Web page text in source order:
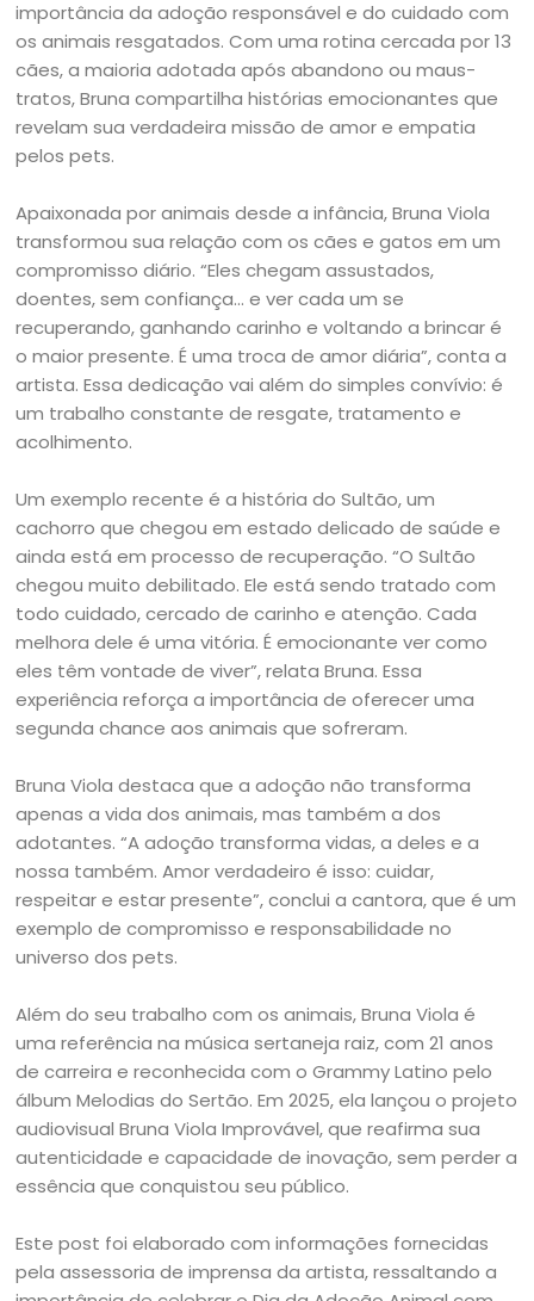
importância da adoção responsável e do cuidado com
os animais resgatados. Com uma rotina cercada por 13
cães, a maioria adotada após abandono ou maus-
tratos, Bruna compartilha histórias emocionantes que
revelam sua verdadeira missão de amor e empatia
pelos pets.
Apaixonada por animais desde a infância, Bruna Viola
transformou sua relação com os cães e gatos em um
compromisso diário. “Eles chegam assustados,
doentes, sem confiança… e ver cada um se
recuperando, ganhando carinho e voltando a brincar é
o maior presente. É uma troca de amor diária”, conta a
artista. Essa dedicação vai além do simples convívio: é
um trabalho constante de resgate, tratamento e
acolhimento.
Um exemplo recente é a história do Sultão, um
cachorro que chegou em estado delicado de saúde e
ainda está em processo de recuperação. “O Sultão
chegou muito debilitado. Ele está sendo tratado com
todo cuidado, cercado de carinho e atenção. Cada
melhora dele é uma vitória. É emocionante ver como
eles têm vontade de viver”, relata Bruna. Essa
experiência reforça a importância de oferecer uma
segunda chance aos animais que sofreram.
Bruna Viola destaca que a adoção não transforma
apenas a vida dos animais, mas também a dos
adotantes. “A adoção transforma vidas, a deles e a
nossa também. Amor verdadeiro é isso: cuidar,
respeitar e estar presente”, conclui a cantora, que é um
exemplo de compromisso e responsabilidade no
universo dos pets.
Além do seu trabalho com os animais, Bruna Viola é
uma referência na música sertaneja raiz, com 21 anos
de carreira e reconhecida com o Grammy Latino pelo
álbum Melodias do Sertão. Em 2025, ela lançou o projeto
audiovisual Bruna Viola Improvável, que reafirma sua
autenticidade e capacidade de inovação, sem perder a
essência que conquistou seu público.
Este post foi elaborado com informações fornecidas
pela assessoria de imprensa da artista, ressaltando a